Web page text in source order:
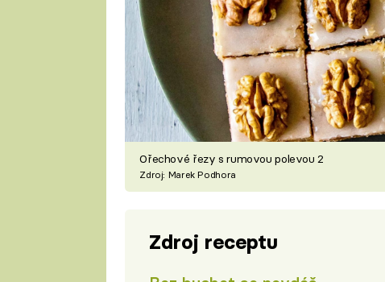
Ořechové řezy s rumovou polevou 2
Zdroj: Marek Podhora
Zdroj receptu